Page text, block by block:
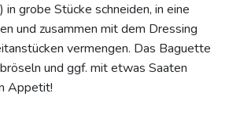
grobe Stücke schneiden, in eine
und zusammen mit dem Dressing
vermengen. Das Baguette
und ggf. mit etwas Saaten
Appetit!